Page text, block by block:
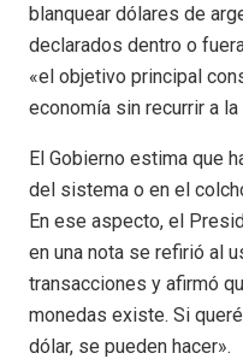
blanquear dólares de
declarados dentro o
«el objetivo principal
economía sin recurrir a
El Gobierno estima que
del sistema o en el
En ese aspecto, el
en una nota se refirió al
transacciones y afirmó
monedas existe. Si
dólar, se pueden hacer».